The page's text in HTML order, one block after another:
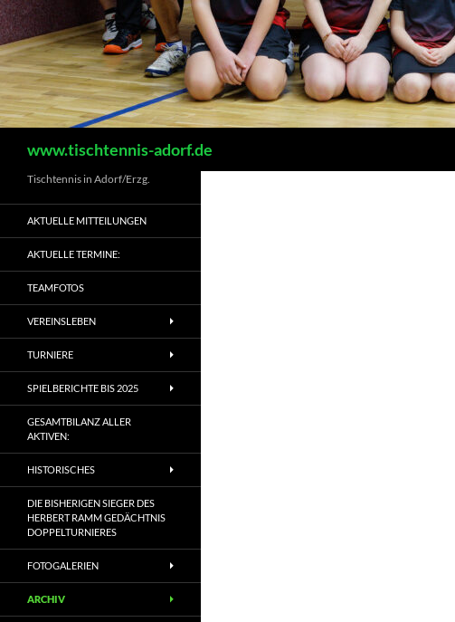
www.tischtennis-adorf.de
Tischtennis in Adorf/Erzg.
AKTUELLE MITTEILUNGEN
AKTUELLE TERMINE:
TEAMFOTOS
VEREINSLEBEN
TURNIERE
SPIELBERICHTE BIS 2025
GESAMTBILANZ ALLER
AKTIVEN:
HISTORISCHES
DIE BISHERIGEN SIEGER DES
HERBERT RAMM GEDÄCHTNIS
DOPPELTURNIERES
FOTOGALERIEN
ARCHIV